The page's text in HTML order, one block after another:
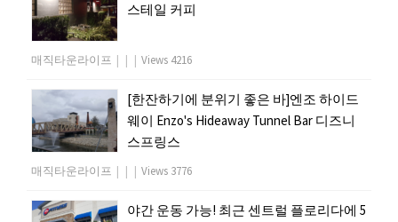
스테일 커피
매직타운라이프 | | | Views 4216
[한잔하기에 분위기 좋은 바]엔조 하이드
웨이 Enzo's Hideaway Tunnel Bar 디즈니
스프링스
매직타운라이프 | | | Views 3776
야간 운동 가능! 최근 센트럴 플로리다에 5